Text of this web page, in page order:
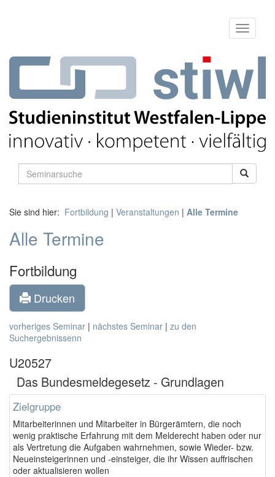
Sie sind hier: Fortbildung | Veranstaltungen | Alle Termine
Alle Termine
Fortbildung
Drucken
vorheriges Seminar | nächstes Seminar | zu den
Suchergebnissenn
U20527
Das Bundesmeldegesetz - Grundlagen
Zielgruppe
Mitarbeiterinnen und Mitarbeiter in Bürgerämtern, die noch
wenig praktische Erfahrung mit dem Melderecht haben oder nur
als Vertretung die Aufgaben wahrnehmen, sowie Wieder- bzw.
Neueinsteigerinnen und -einsteiger, die ihr Wissen auffrischen
oder aktualisieren wollen